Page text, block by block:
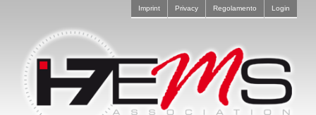
Imprint Privacy Regolamento Login